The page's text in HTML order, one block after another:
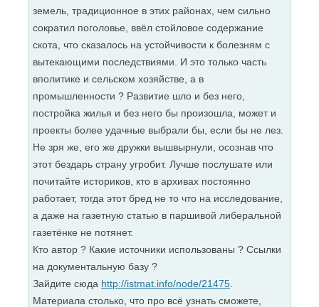
земель, традиционное в этих районах, чем сильно
сократил поголовье, ввёл стойловое содержание
скота, что сказалось на устойчивости к болезням с
вытекающими последствиями. И это только часть
вполитике и сельском хозяйстве, а в
промышленности ? Развитие шло и без него,
постройка жилья и без него бы произошла, может и
проекты более удачные выбрали бы, если бы не лез.
Не зря же, его же дружки вышвырнули, осознав что
этот бездарь страну угробит. Лучше послушате или
почитайте историков, кто в архивах постоянно
работает, тогда этот бред не то что на исследование,
а даже на газетную статью в паршивой либеральной
газетёнке не потянет.
Кто автор ? Какие источники использованы ? Ссылки
на документальную базу ?
Зайдите сюда http://istmat.info/node/21475
Материала столько, что про всё узнать сможете,